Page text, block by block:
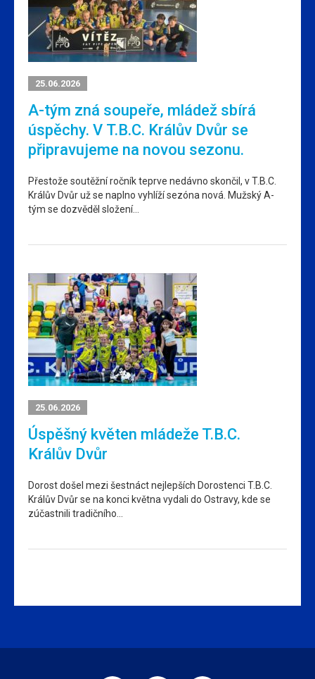
25.06.2026
A-tým zná soupeře, mládež sbírá
úspěchy. V T.B.C. Králův Dvůr se
připravujeme na novou sezonu.
Přestože soutěžní ročník teprve nedávno skončil, v T.B.C.
Králův Dvůr už se naplno vyhlíží sezóna nová. Mužský A-
tým se dozvěděl složení…
25.06.2026
Úspěšný květen mládeže T.B.C.
Králův Dvůr
Dorost došel mezi šestnáct nejlepších Dorostenci T.B.C.
Králův Dvůr se na konci května vydali do Ostravy, kde se
zúčastnili tradičního…